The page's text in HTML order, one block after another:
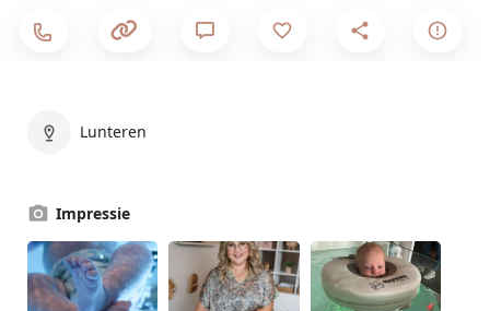
Lunteren
Impressie